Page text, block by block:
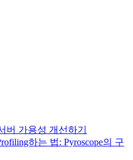
버 가용성 개선하기
하는 법: Pyroscope의 구